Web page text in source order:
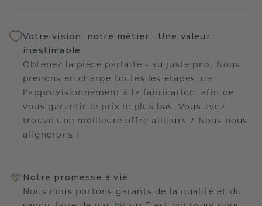
Votre vision, notre métier : Une valeur
inestimable
Obtenez la pièce parfaite - au juste prix. Nous
prenons en charge toutes les étapes, de
l'approvisionnement à la fabrication, afin de
vous garantir le prix le plus bas. Vous avez
trouvé une meilleure offre ailleurs ? Nous nous
alignerons !
Notre promesse à vie
Nous nous portons garants de la qualité et du